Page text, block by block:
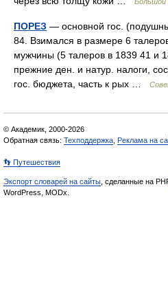
ПОРЕЗ — основной гос.
84. Взимался в размере 6
мужчины (5 талеров в 1839 41 и
прежние ден. и натур. налоги,
гос. бюджета, часть к рых …
© Академик, 2000-2026
Обратная связь: Техподдержка Реклама на
👣 Путешествия
Экспорт словарей на сайты , сделанные на
WordPress, MODx.